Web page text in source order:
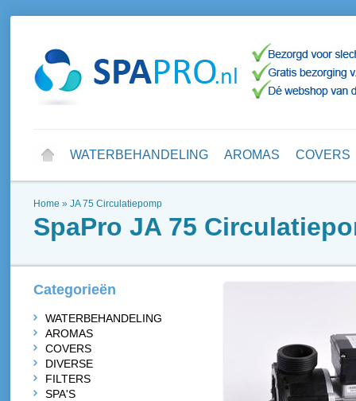
WATERBEHANDELING AROMAS COVERS
Home » JA 75 Circulatiepomp
SpaPro JA 75
Categorieën
WATERBEHANDELING
AROMAS
COVERS
DIVERSE
FILTERS
SPA'S